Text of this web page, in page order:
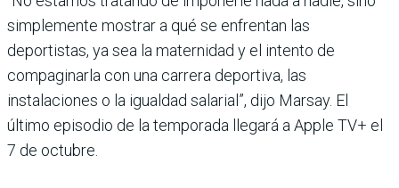
simplemente mostrar a qué se enfrentan las
deportistas, ya sea la maternidad y el intento de
compaginarla con una carrera deportiva, las
instalaciones o la igualdad salarial”, dijo Marsay. El
último episodio de la temporada llegará a Apple TV+ el
7 de octubre.